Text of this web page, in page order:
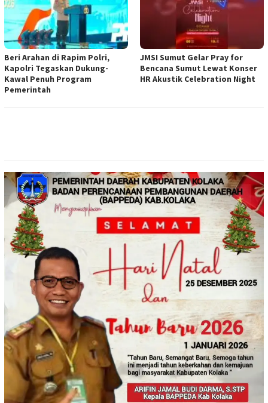
Beri Arahan di Rapim Polri,
Kapolri Tegaskan Dukung-
Kawal Penuh Program
Pemerintah
JMSI Sumut Gelar Pray for
Bencana Sumut Lewat Konser
HR Akustik Celebration Night